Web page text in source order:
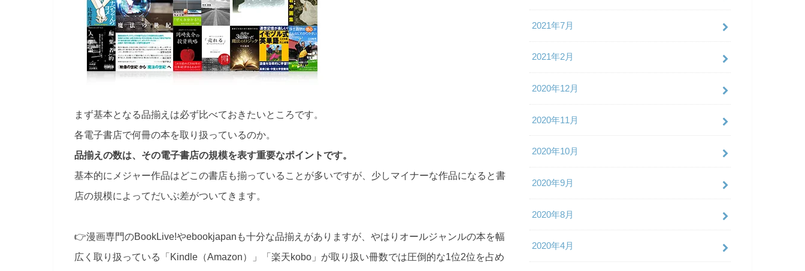
まず基本となる品揃えは必ず比べておきたいところです。
各電子書店で何冊の本を取り扱っているのか。
品揃えの数は、その電子書店の規模を表す重要なポイントです。
基本的にメジャー作品はどこの書店も揃っていることが多いですが、少しマイナーな作品になると書
店の規模によってだいぶ差がついてきます。
👉漫画専門のBookLive!やebookjapanも十分な品揃えがありますが、やはりオールジャンルの本を幅
広く取り扱っている「Kindle（Amazon）」「楽天kobo」が取り扱い冊数では圧倒的な1位2位を占め
2021年7月
2021年2月
2020年12月
2020年11月
2020年10月
2020年9月
2020年8月
2020年4月